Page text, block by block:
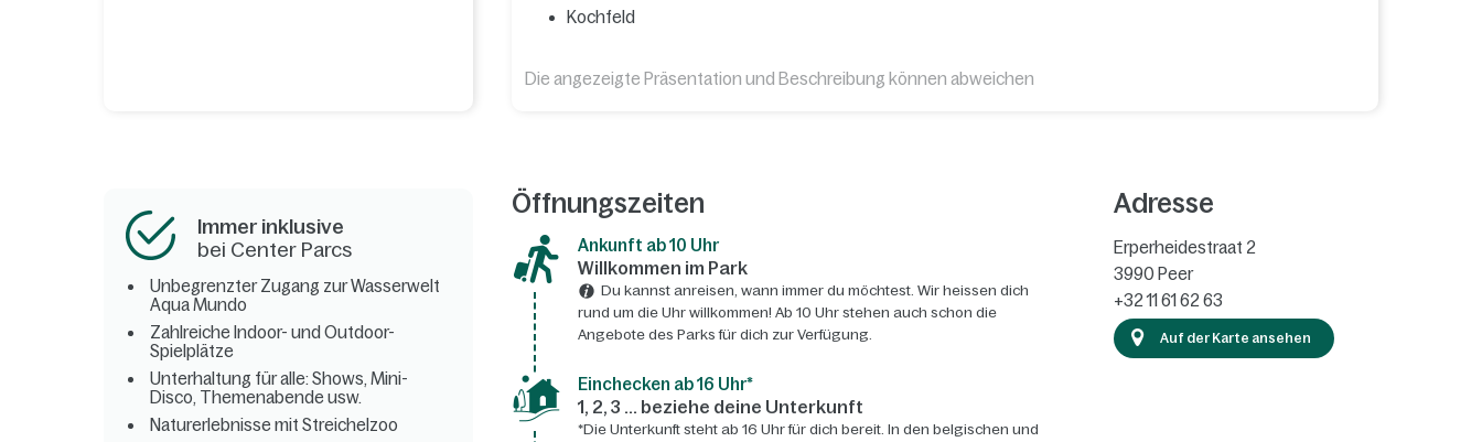
Kochfeld
Die angezeigte Präsentation und Beschreibung können abweichen
Immer inklusive
bei Center Parcs
Unbegrenzter Zugang zur Wasserwelt
Aqua Mundo
Zahlreiche Indoor- und Outdoor-
Spielplätze
Unterhaltung für alle: Shows, Mini-
Disco, Themenabende usw.
Naturerlebnisse mit Streichelzoo
Öffnungszeiten
Ankunft ab 10 Uhr
Willkommen im Park
Du kannst anreisen, wann immer du möchtest. Wir heissen dich
rund um die Uhr willkommen! Ab 10 Uhr stehen auch schon die
Angebote des Parks für dich zur Verfügung.
Einchecken ab 16 Uhr*
1, 2, 3 ... beziehe deine Unterkunft
*Die Unterkunft steht ab 16 Uhr für dich bereit. In den belgischen und
Adresse
Erperheidestraat 2
3990 Peer
+32 11 61 62 63
Auf der Karte ansehen